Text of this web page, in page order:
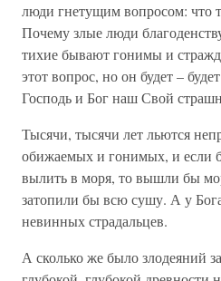
люди гнетущим вопросом: что
Почему злые люди
тихие бывают гонимы и
этот вопрос, но он будет –
Господь и Бог наш Свой
Тысячи, тысячи лет льются
обижаемых и гонимых, и если
вылить в моря, то вышли бы
затопили бы всю сушу. А у
невинных страдальцев.
А сколько же было злодеяний